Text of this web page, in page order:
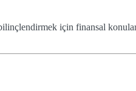
için finansal